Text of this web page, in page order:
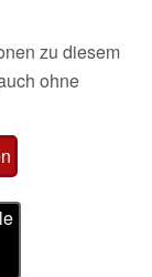
zu diesem
ohne